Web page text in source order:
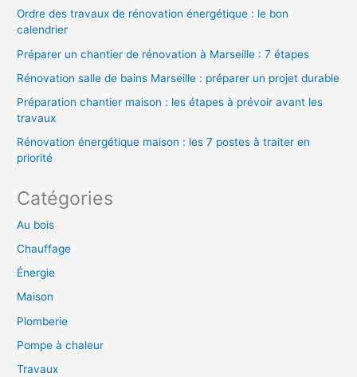
:
Ordre des travaux de rénovation énergétique : le bon
calendrier
Préparer un chantier de rénovation à Marseille : 7 étapes
Rénovation salle de bains Marseille : préparer un projet durable
Préparation chantier maison : les étapes à prévoir avant les
travaux
Rénovation énergétique maison : les 7 postes à traiter en
priorité
Catégories
Au bois
Chauffage
Énergie
Maison
Plomberie
Pompe à chaleur
Travaux